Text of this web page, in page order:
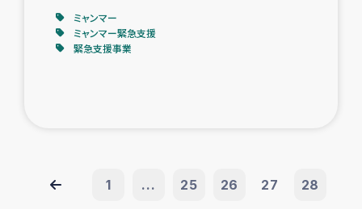
ミャンマー
ミャンマー緊急支援
緊急支援事業
1 ... 25 26 27 28